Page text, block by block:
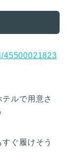
45500021823
ルで用意さ
ぐ履けそう